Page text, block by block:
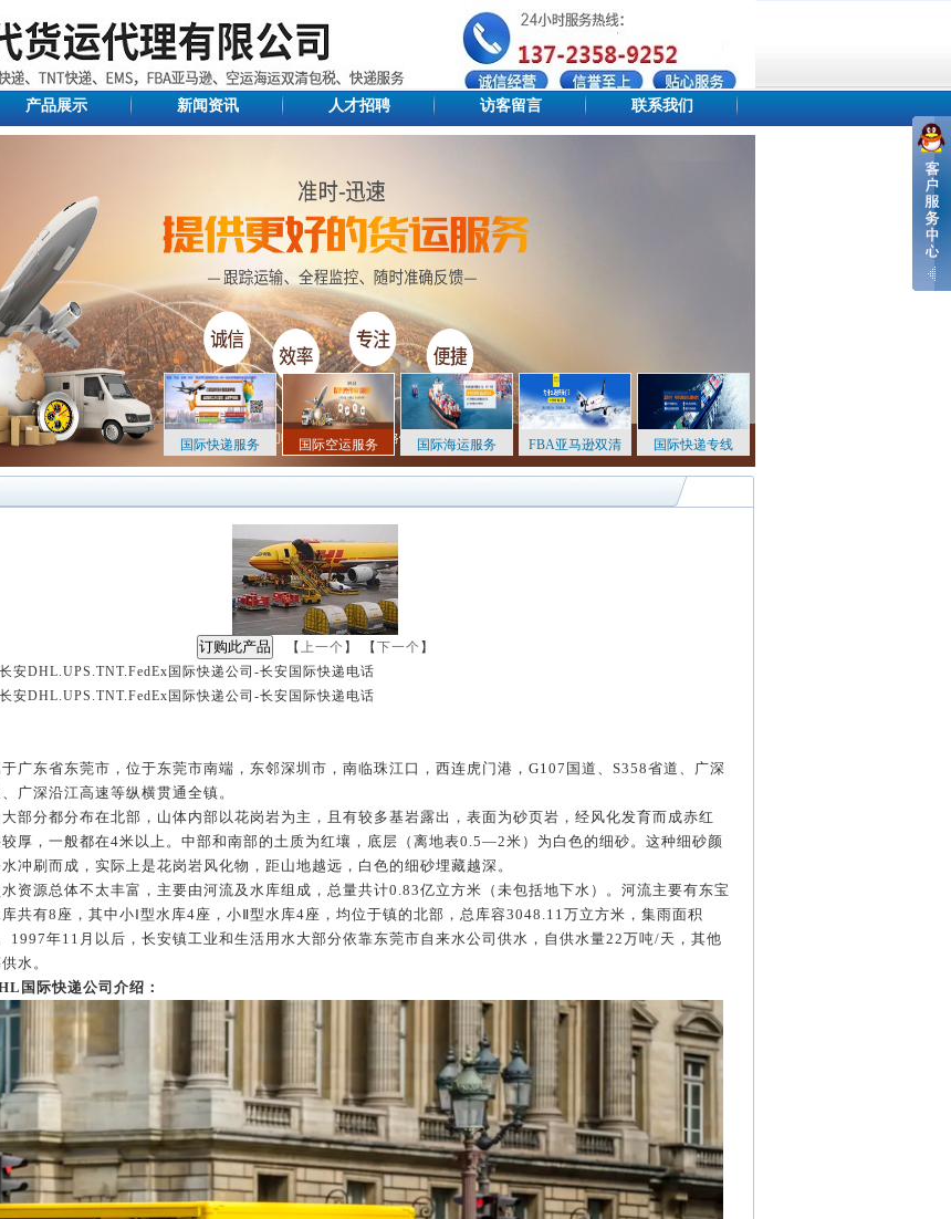
产品展示 新闻资讯 人才招聘 访客留言 联系我们
国际快递服务 国际空运服务 国际海运服务 FBA亚马逊双清 国际快递专线
【 上一个 】 【 下一个 】
安DHL.UPS.TNT.FedEx国际快递公司-长安国际快递电话
安DHL.UPS.TNT.FedEx国际快递公司-长安国际快递电话
东省东莞市，位于东莞市南端，东邻深圳市，南临珠江口，西连虎门港， G107 国道、 S358省道、广深
广深沿江高速等纵横贯通全镇。
分都分布在北部，山体内部以花岗岩为主，且有较多基岩露出，表面为砂页岩，经风化发育而成赤红
厚，一般都在4米以上。中部和南部的土质为红壤，底层（离地表0.5—2米）为白色的细砂。这种细砂颜
冲刷而成，实际上是花岗岩风化物，距山地越远，白色的细砂埋藏越深。
源总体不太丰富，主要由河流及水库组成，总量共计0.83亿立方米（未包括地下水）。河流主要有东宝
共有8 座，其中小Ⅰ型水库4座，小Ⅱ型水库4座，均位于镇的北部，总库容3048.11万立方米，集雨面积
1997年11 月以后，长安镇工业和生活用水大部分依靠东莞市自来水公司供水，自供水量22万吨/天，其他
水。
国际快递公司介绍：